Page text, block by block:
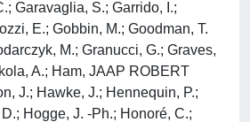
Garavaglia, S.; Garrido, I.;
E.; Gobbin, M.; Goodman, T.
M.; Granucci, G.; Graves,
A.; Ham, JAAP ROBERT
J.; Hawke, J.; Hennequin, P.;
Hogge, J. -Ph.; Honoré, C.;